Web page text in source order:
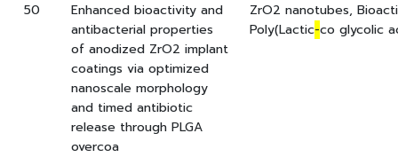
50
Enhanced bioactivity and
antibacterial properties
of anodized ZrO2 implant
coatings via optimized
nanoscale morphology
and timed antibiotic
release through PLGA
overcoa
ZrO2 nanotubes,
Poly(Lactic-co glycolic